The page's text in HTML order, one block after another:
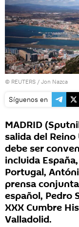
© REUTERS / Jon Nazca
Síguenos en
MADRID
salida del
debe ser
incluida
Portugal,
prensa
español, Pedro
XXX Cumbre
Valladolid.